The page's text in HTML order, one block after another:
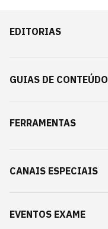
EDITORIAS
GUIAS DE CONTEÚDO
FERRAMENTAS
CANAIS ESPECIAIS
EVENTOS EXAME